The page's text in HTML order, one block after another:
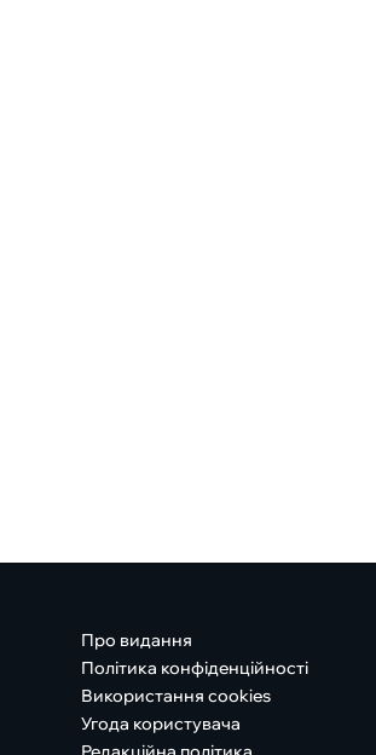
Про видання
Політика конфіденційності
Використання cookies
Угода користувача